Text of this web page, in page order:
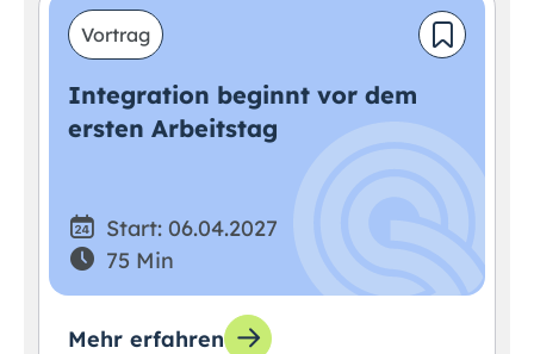
Vortrag
Integration beginnt vor dem
ersten Arbeitstag
Start: 06.04.2027
75 Min
Mehr erfahren